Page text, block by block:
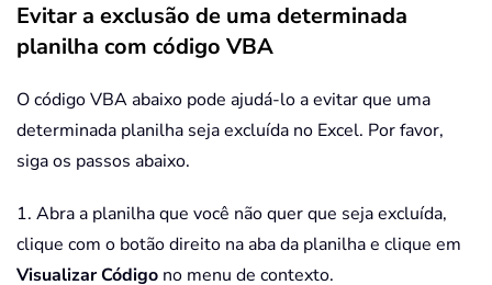
Evitar a exclusão de uma determinada
planilha com código VBA
O código VBA abaixo pode ajudá-lo a evitar que uma
determinada planilha seja excluída no Excel. Por favor,
siga os passos abaixo.
1. Abra a planilha que você não quer que seja excluída,
clique com o botão direito na aba da planilha e clique em
Visualizar Código no menu de contexto.